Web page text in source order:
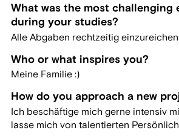
What was the most challenging
during your studies?
Alle Abgaben rechtzeitig
Who or what inspires you?
Meine Familie :)
How do you approach a new
Ich beschäftige mich gerne intensiv
lasse mich von talentierten